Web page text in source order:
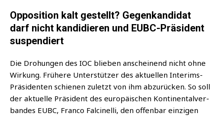
Opposition kalt gestellt? Gegenkandidat
darf nicht kandidieren und EUBC-Präsident
suspendiert
Die Dro­hun­gen des IOC blie­ben anschei­nend nicht ohne
Wir­kung. Frü­he­re Unter­stüt­zer des aktu­el­len Inte­rims-
Prä­si­den­ten schie­nen zuletzt von ihm abzu­rü­cken. So soll
der aktu­el­le Prä­si­dent des euro­päi­schen Kon­ti­nen­tal­ver­
ban­des EUBC, Fran­co Fal­ci­nel­li, den offen­bar ein­zi­gen